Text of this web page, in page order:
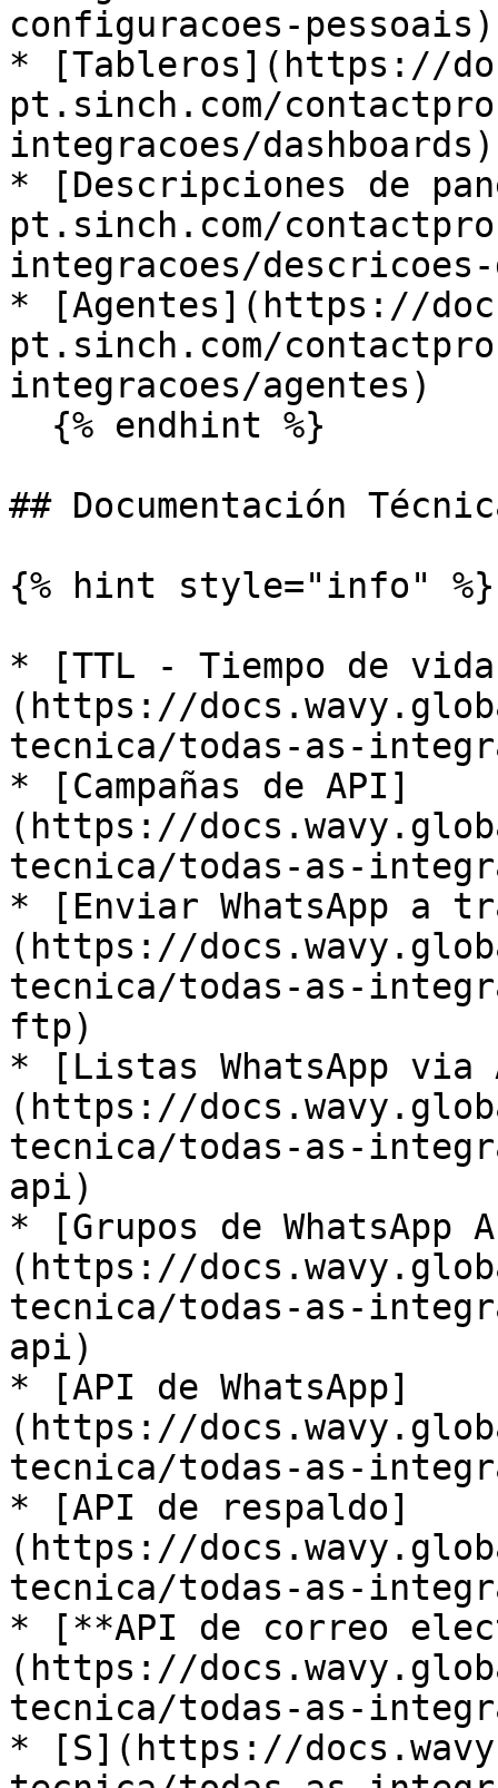
configuracoes-pessoais)​
* ​[Tableros](https://
pt.sinch.com/
integracoes/
* ​[Descripciones de
pt.sinch.com/
integracoes/
* ​[Agentes](https://
pt.sinch.com/
integracoes/agentes)
## Documentación
{% hint style="info" %}
* ​[TTL - Tiempo de
(https://
tecnica/todas-as-
* ​[Campañas de API]
(https://
tecnica/todas-as-
* ​[Enviar WhatsApp a
(https://
tecnica/todas-as-
ftp)​
* ​[Listas WhatsApp via
(https://
tecnica/todas-as-
api)​
* ​[Grupos de WhatsApp
(https://
tecnica/todas-as-
api)​
* ​[API de WhatsApp]
(https://
tecnica/todas-as-
* ​[API de respaldo]
(https://
tecnica/todas-as-
* ​[**API de correo
(https://
tecnica/todas-as-
* ​[S](https://